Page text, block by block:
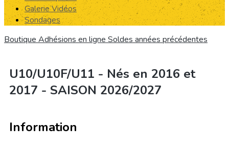
Galerie Vidéos
Sondages
Boutique Adhésions en ligne Soldes années précédentes
U10/U10F/U11 - Nés en 2016 et
2017 - SAISON 2026/2027
Information